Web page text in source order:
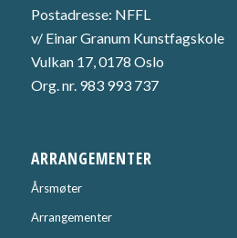
Postadresse: NFFL
v/ Einar Granum Kunstfagskole
Vulkan 17, 0178 Oslo
Org. nr. 983 993 737
ARRANGEMENTER
Årsmøter
Arrangementer